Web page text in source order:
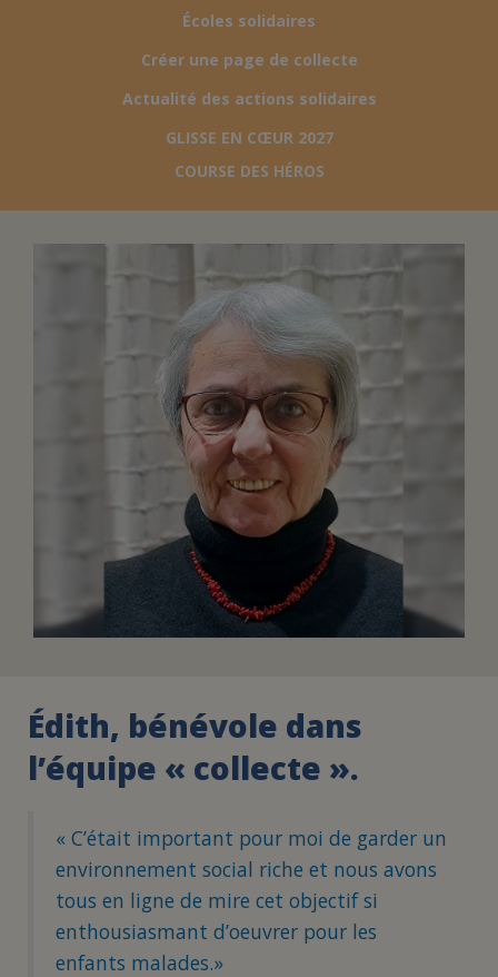
FAIRE UN DON
ESPACE PRESSE
BÉNÉVOLE
DEVENIR
UN PETIT PRINCE
Écoles solidaires
Créer une page de collecte
Actualité des actions solidaires
GLISSE EN CŒUR 2027
COURSE DES HÉROS
Édith, bénévole dans
l’équipe « collecte ».
« C’était important pour moi de garder un
environnement social riche et nous avons
tous en ligne de mire cet objectif si
enthousiasmant d’oeuvrer pour les
enfants malades.»